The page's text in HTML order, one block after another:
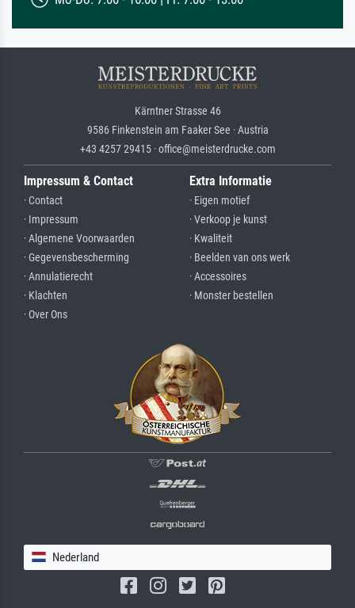
Kärntner Strasse 46
9586 Finkenstein am Faaker See · Austria
+43 4257 29415 · office@meisterdrucke.com
Impressum & Contact
· Contact
· Impressum
· Algemene Voorwaarden
· Gegevensbescherming
· Annulatierecht
· Klachten
· Over Ons
Extra Informatie
· Eigen motief
· Verkoop je kunst
· Kwaliteit
· Beelden van ons werk
· Accessoires
· Monster bestellen
Nederland